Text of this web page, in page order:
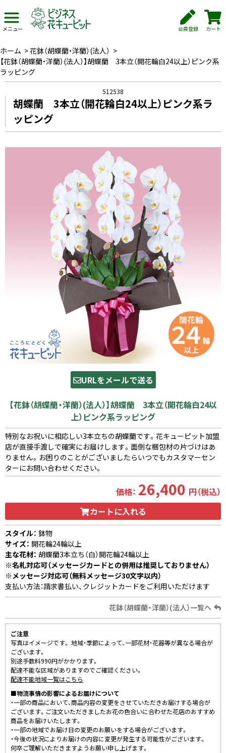
メニュー 会員登録 カート
ホーム >花鉢（胡蝶蘭・洋蘭）(法人） >
【花鉢（胡蝶蘭・洋蘭）(法人）】胡蝶蘭 3本立（開花輪白24以上）ピンク系
ラッピング
512538
胡蝶蘭 3本立（開花輪白24以上）ピンク系ラ
ッピング
URLをメールで送る
【花鉢（胡蝶蘭・洋蘭）(法人）】胡蝶蘭 3本立（開花輪白24以
上）ピンク系ラッピング
特別なお祝いに相応しい3本立ちの胡蝶蘭です。花キューピット加盟
店が直接手渡しで確実にお届けします。面倒な梱包材の片づけはあ
りません。お困りのことがございましたらいつでもカスタマーセン
ターにお問い合わせください。
価格： 26,400 円（税込）
カートに入れる
スタイル： 鉢物
サイズ： 開花輪24輪以上
主な花材： 胡蝶蘭3本立ち（白）開花輪24輪以上
※名札対応可（メッセージカードとの併用は推奨しておりません）
※メッセージ対応可（無料メッセージ30文字以内）
支払い方法：請求書払い、クレジットカードをご利用いただけます
花鉢（胡蝶蘭・洋蘭）(法人）一覧へ
ご注意
写真はイメージです。 地域・季節によって、一部花材・花器等が異なる場合が
ございます。
別途手数料990円がかかります。
配達不能な区域がありますのでご確認ください。
配達不能地域一覧はこちら
■物流事情の影響によるお届けについて
・一部の商品において、商品内容の変更をさせていただきお届けする場合が
ございます。ご注文いただきましたお花の色合いに合わせた花店のおすすめ
商品をお届けいたします。
・一部の地域でお届け日の変更のお願いをする場合がございます。
・今後の状況によりお届けの内容に変更が発生する可能性がございます。
何卒ご理解いただきますようお願い申し上げます。